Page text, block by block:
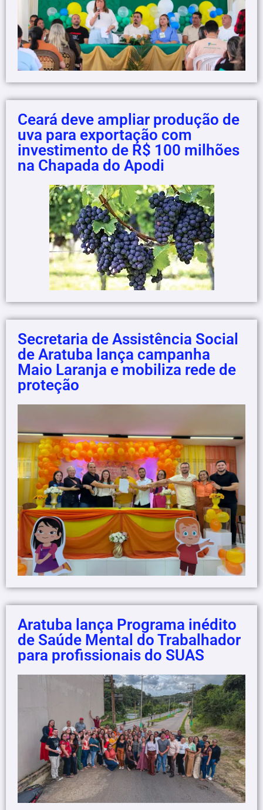
Ceará deve ampliar produção de
uva para exportação com
investimento de R$ 100 milhões
na Chapada do Apodi
Secretaria de Assistência Social
de Aratuba lança campanha
Maio Laranja e mobiliza rede de
proteção
Aratuba lança Programa inédito
de Saúde Mental do Trabalhador
para profissionais do SUAS